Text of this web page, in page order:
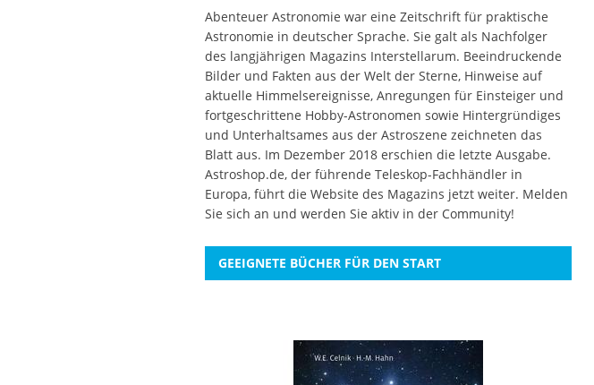
Abenteuer Astronomie war eine Zeitschrift für praktische
Astronomie in deutscher Sprache. Sie galt als Nachfolger
des langjährigen Magazins Interstellarum. Beeindruckende
Bilder und Fakten aus der Welt der Sterne, Hinweise auf
aktuelle Himmelsereignisse, Anregungen für Einsteiger und
fortgeschrittene Hobby-Astronomen sowie Hintergründiges
und Unterhaltsames aus der Astroszene zeichneten das
Blatt aus. Im Dezember 2018 erschien die letzte Ausgabe.
Astroshop.de, der führende Teleskop-Fachhändler in
Europa, führt die Website des Magazins jetzt weiter. Melden
Sie sich an und werden Sie aktiv in der Community!
GEEIGNETE BÜCHER FÜR DEN START